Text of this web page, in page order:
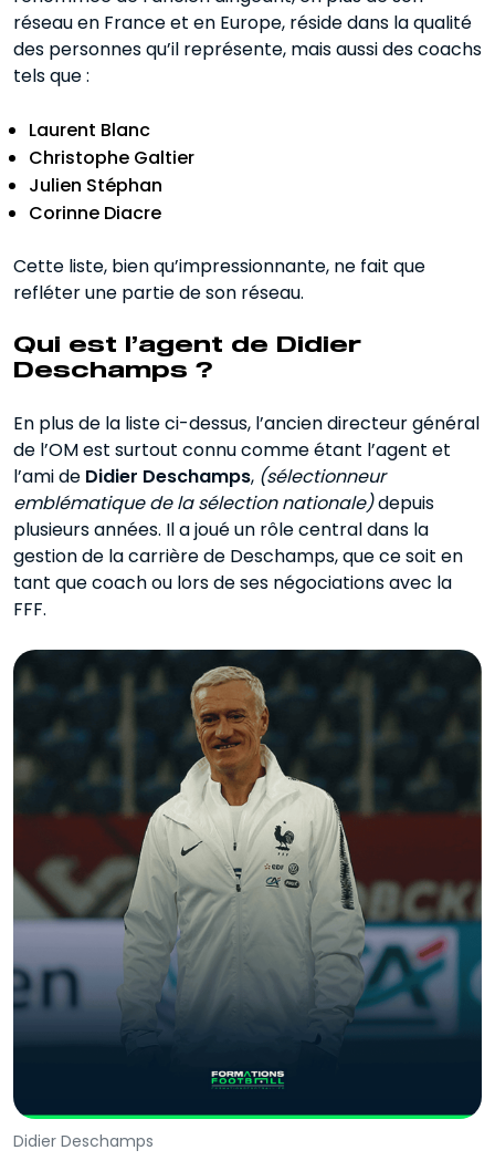
réseau en France et en Europe, réside dans la qualité
des personnes qu’il représente, mais aussi des coachs
tels que :
Laurent Blanc
Christophe Galtier
Julien Stéphan
Corinne Diacre
Cette liste, bien qu’impressionnante, ne fait que
refléter une partie de son réseau.
Qui est l’agent de Didier
Deschamps ?
En plus de la liste ci-dessus, l’ancien directeur général
de l’OM est surtout connu comme étant l’agent et
l’ami de Didier Deschamps, (sélectionneur
emblématique de la sélection nationale)depuis
plusieurs années. Il a joué un rôle central dans la
gestion de la carrière de Deschamps, que ce soit en
tant que coach ou lors de ses négociations avec la
FFF.
Didier Deschamps